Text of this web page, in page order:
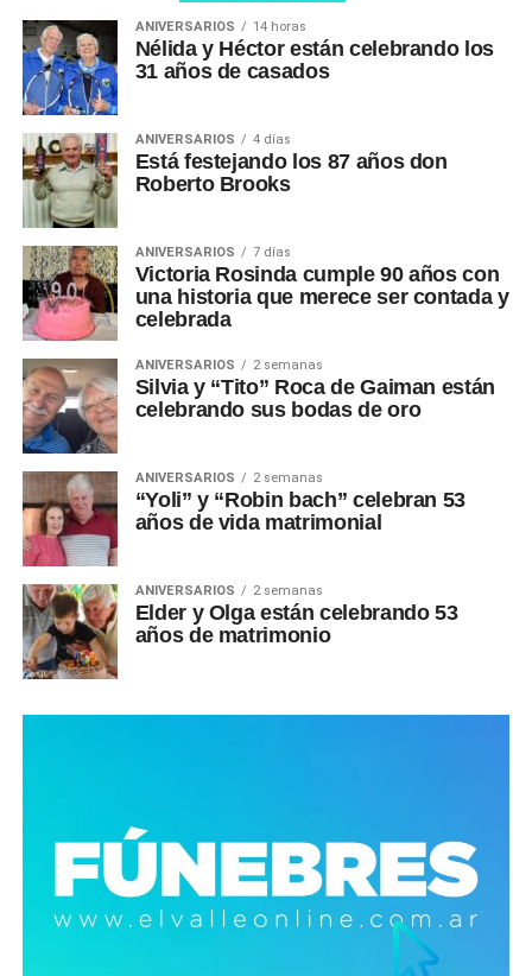
ANIVERSARIOS 14 horas
Nélida y Héctor están celebrando los
31 años de casados
ANIVERSARIOS 4 días
Está festejando los 87 años don
Roberto Brooks
ANIVERSARIOS 7 días
Victoria Rosinda cumple 90 años con
una historia que merece ser contada y
celebrada
ANIVERSARIOS 2 semanas
Silvia y “Tito” Roca de Gaiman están
celebrando sus bodas de oro
ANIVERSARIOS 2 semanas
“Yoli” y “Robin bach” celebran 53
años de vida matrimonial
ANIVERSARIOS 2 semanas
Elder y Olga están celebrando 53
años de matrimonio